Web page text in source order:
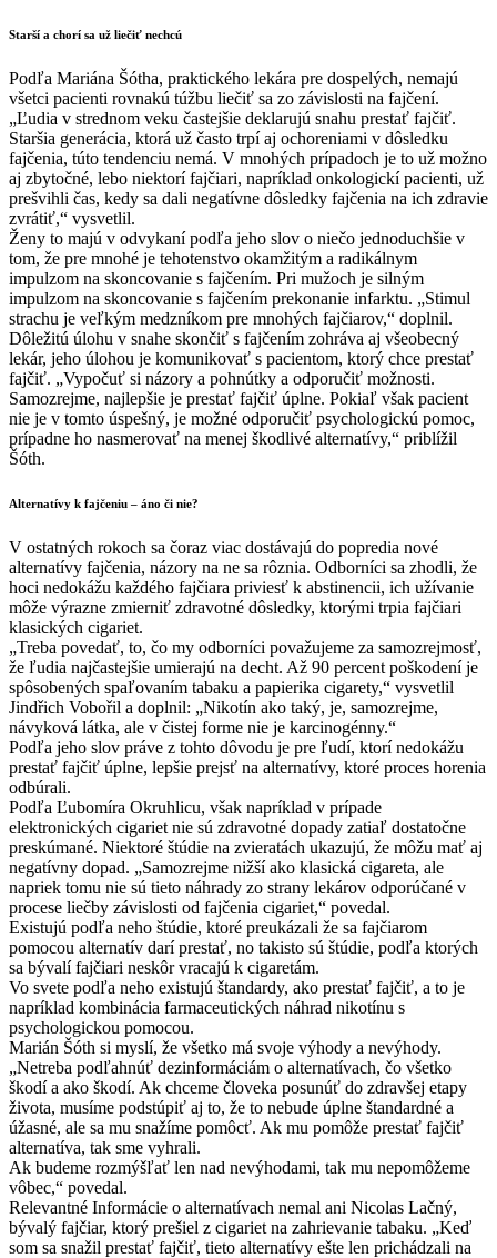
Starší a chorí sa už liečiť nechcú
Podľa Mariána Šótha, praktického lekára pre dospelých, nemajú
všetci pacienti rovnakú túžbu liečiť sa zo závislosti na fajčení.
„Ľudia v strednom veku častejšie deklarujú snahu prestať fajčiť.
Staršia generácia, ktorá už často trpí aj ochoreniami v dôsledku
fajčenia, túto tendenciu nemá. V mnohých prípadoch je to už možno
aj zbytočné, lebo niektorí fajčiari, napríklad onkologickí pacienti, už
prešvihli čas, kedy sa dali negatívne dôsledky fajčenia na ich zdravie
zvrátiť,“ vysvetlil.
Ženy to majú v odvykaní podľa jeho slov o niečo jednoduchšie v
tom, že pre mnohé je tehotenstvo okamžitým a radikálnym
impulzom na skoncovanie s fajčením. Pri mužoch je silným
impulzom na skoncovanie s fajčením prekonanie infarktu. „Stimul
strachu je veľkým medzníkom pre mnohých fajčiarov,“ doplnil.
Dôležitú úlohu v snahe skončiť s fajčením zohráva aj všeobecný
lekár, jeho úlohou je komunikovať s pacientom, ktorý chce prestať
fajčiť. „Vypočuť si názory a pohnútky a odporučiť možnosti.
Samozrejme, najlepšie je prestať fajčiť úplne. Pokiaľ však pacient
nie je v tomto úspešný, je možné odporučiť psychologickú pomoc,
prípadne ho nasmerovať na menej škodlivé alternatívy,“ priblížil
Šóth.
Alternatívy k fajčeniu – áno či nie?
V ostatných rokoch sa čoraz viac dostávajú do popredia nové
alternatívy fajčenia, názory na ne sa rôznia. Odborníci sa zhodli, že
hoci nedokážu každého fajčiara priviesť k abstinencii, ich užívanie
môže výrazne zmierniť zdravotné dôsledky, ktorými trpia fajčiari
klasických cigariet.
„Treba povedať, to, čo my odborníci považujeme za samozrejmosť,
že ľudia najčastejšie umierajú na decht. Až 90 percent poškodení je
spôsobených spaľovaním tabaku a papierika cigarety,“ vysvetlil
Jindřich Vobořil a doplnil: „Nikotín ako taký, je, samozrejme,
návyková látka, ale v čistej forme nie je karcinogénny.“
Podľa jeho slov práve z tohto dôvodu je pre ľudí, ktorí nedokážu
prestať fajčiť úplne, lepšie prejsť na alternatívy, ktoré proces horenia
odbúrali.
Podľa Ľubomíra Okruhlicu, však napríklad v prípade
elektronických cigariet nie sú zdravotné dopady zatiaľ dostatočne
preskúmané. Niektoré štúdie na zvieratách ukazujú, že môžu mať aj
negatívny dopad. „Samozrejme nižší ako klasická cigareta, ale
napriek tomu nie sú tieto náhrady zo strany lekárov odporúčané v
procese liečby závislosti od fajčenia cigariet,“ povedal.
Existujú podľa neho štúdie, ktoré preukázali že sa fajčiarom
pomocou alternatív darí prestať, no takisto sú štúdie, podľa ktorých
sa bývalí fajčiari neskôr vracajú k cigaretám.
Vo svete podľa neho existujú štandardy, ako prestať fajčiť, a to je
napríklad kombinácia farmaceutických náhrad nikotínu s
psychologickou pomocou.
Marián Šóth si myslí, že všetko má svoje výhody a nevýhody.
„Netreba podľahnúť dezinformáciám o alternatívach, čo všetko
škodí a ako škodí. Ak chceme človeka posunúť do zdravšej etapy
života, musíme podstúpiť aj to, že to nebude úplne štandardné a
úžasné, ale sa mu snažíme pomôcť. Ak mu pomôže prestať fajčiť
alternatíva, tak sme vyhrali.
Ak budeme rozmýšľať len nad nevýhodami, tak mu nepomôžeme
vôbec,“ povedal.
Relevantné Informácie o alternatívach nemal ani Nicolas Lačný,
bývalý fajčiar, ktorý prešiel z cigariet na zahrievanie tabaku. „Keď
som sa snažil prestať fajčiť, tieto alternatívy ešte len prichádzali na